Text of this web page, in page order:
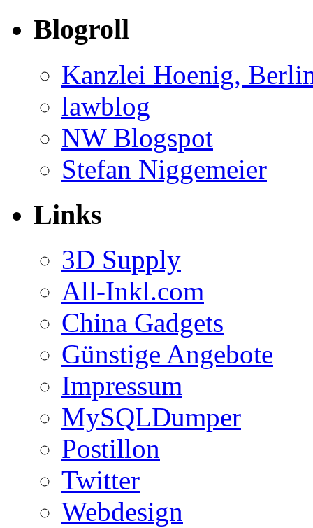
Blogroll
Kanzlei Hoenig,
lawblog
NW Blogspot
Stefan Niggemeier
Links
3D Supply
All-Inkl.com
China Gadgets
Günstige Angebote
Impressum
MySQLDumper
Postillon
Twitter
Webdesign